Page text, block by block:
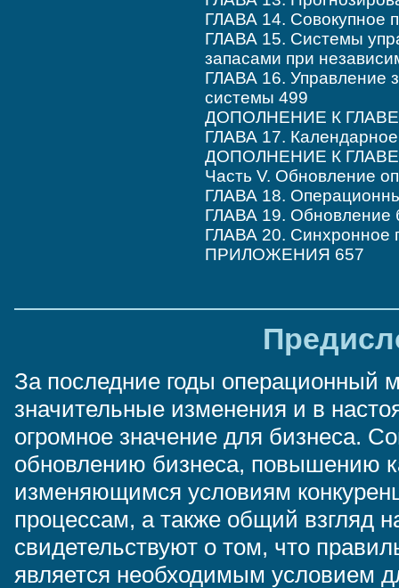
ГЛАВА 14. Совокупное
ГЛАВА 15. Системы
запасами при
ГЛАВА 16. Управление
системы 499
ДОПОЛНЕНИЕ К ГЛАВЕ
ГЛАВА 17.
ДОПОЛНЕНИЕ К ГЛАВЕ
Часть V. Обновление
ГЛАВА 18.
ГЛАВА 19. Обновление
ГЛАВА 20. Синхронное
ПРИЛОЖЕНИЯ 657
За последние годы операционный
значительные изменения и в
огромное значение для бизнеса.
обновлению бизнеса, повышению
изменяющимся условиям
процессам, а также общий взгляд
свидетельствуют о том, что
является необходимым условием